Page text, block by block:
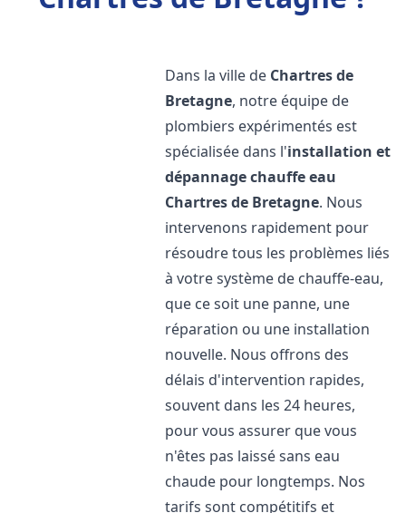
Dans la ville de Chartres de
Bretagne, notre équipe de
plombiers expérimentés est
spécialisée dans l'installation et
dépannage chauffe eau
Chartres de Bretagne. Nous
intervenons rapidement pour
résoudre tous les problèmes liés
à votre système de chauffe-eau,
que ce soit une panne, une
réparation ou une installation
nouvelle. Nous offrons des
délais d'intervention rapides,
souvent dans les 24 heures,
pour vous assurer que vous
n'êtes pas laissé sans eau
chaude pour longtemps. Nos
tarifs sont compétitifs et